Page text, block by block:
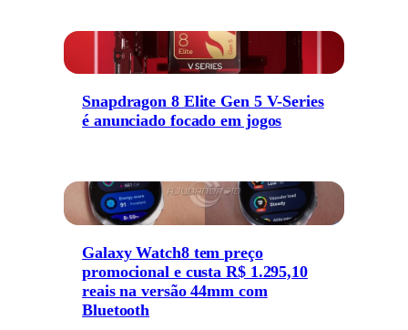
Snapdragon 8 Elite Gen 5 V-Series
é anunciado focado em jogos
Galaxy Watch8 tem preço
promocional e custa R$ 1.295,10
reais na versão 44mm com
Bluetooth